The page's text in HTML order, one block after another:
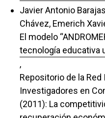
Javier Antonio
Chávez, Emerich
El modelo
tecnología educativa
,
Repositorio de la
Investigadores en
(2011): La